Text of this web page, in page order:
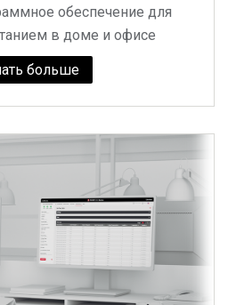
обеспечение для
в доме и офисе
больше